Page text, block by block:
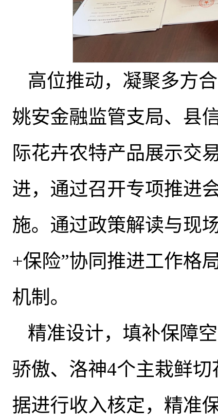
‌高位推动， 凝聚多方
姚安金融监管支局、县
际花卉农特产品展示交
进，通过召开专项推进
施。通过政策解读与现
+保险”协同推进工作格
机制 。
‌精准设计， 填补保障
骄傲、洛神4个主栽鲜切
据进行收入核定，精准